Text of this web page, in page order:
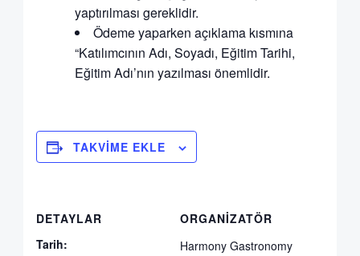
yaptırılması gereklidir.
Ödeme yaparken açıklama kısmına
“Katılımcının Adı, Soyadı, Eğitim Tarihi,
Eğitim Adı’nın yazılması önemlidir.
TAKVIME EKLE
DETAYLAR
Tarih:
ORGANIZATÖR
Harmony Gastronomy